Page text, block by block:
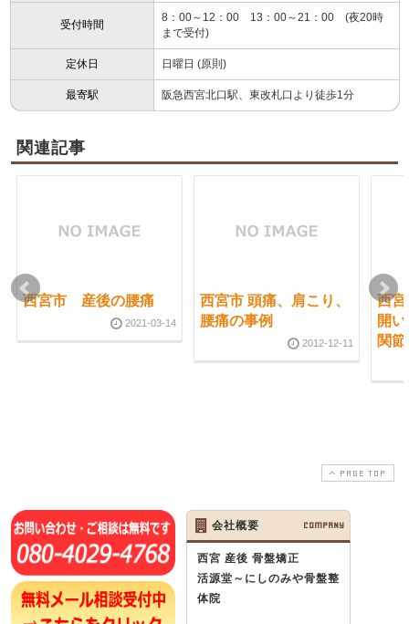
受付時間
8：00～12：00 13：00～21：00 (夜20時
まで受付)
定休日 日曜日 (原則)
最寄駅 阪急西宮北口駅、東改札口より徒歩1分
関連記事
西宮市 産後の腰痛
2021-03-14
西宮市 頭痛、肩こり、
腰痛の事例
2012-12-11
西
開
関
PAGE TOP
会社概要 COMPANY
西宮 産後 骨盤矯正
活源堂～にしのみや骨盤整
体院